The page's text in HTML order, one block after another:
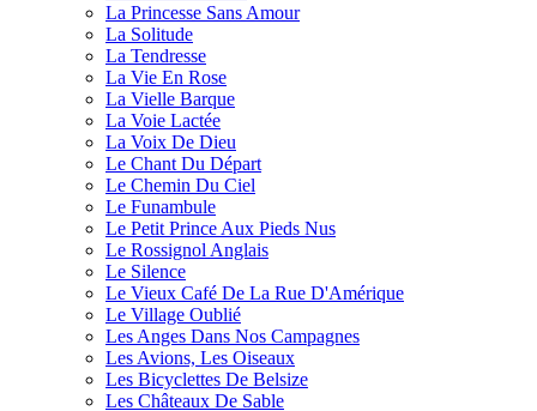
La Princesse Sans Amour
La Solitude
La Tendresse
La Vie En Rose
La Vielle Barque
La Voie Lactée
La Voix De Dieu
Le Chant Du Départ
Le Chemin Du Ciel
Le Funambule
Le Petit Prince Aux Pieds Nus
Le Rossignol Anglais
Le Silence
Le Vieux Café De La Rue D'Amérique
Le Village Oublié
Les Anges Dans Nos Campagnes
Les Avions, Les Oiseaux
Les Bicyclettes De Belsize
Les Châteaux De Sable